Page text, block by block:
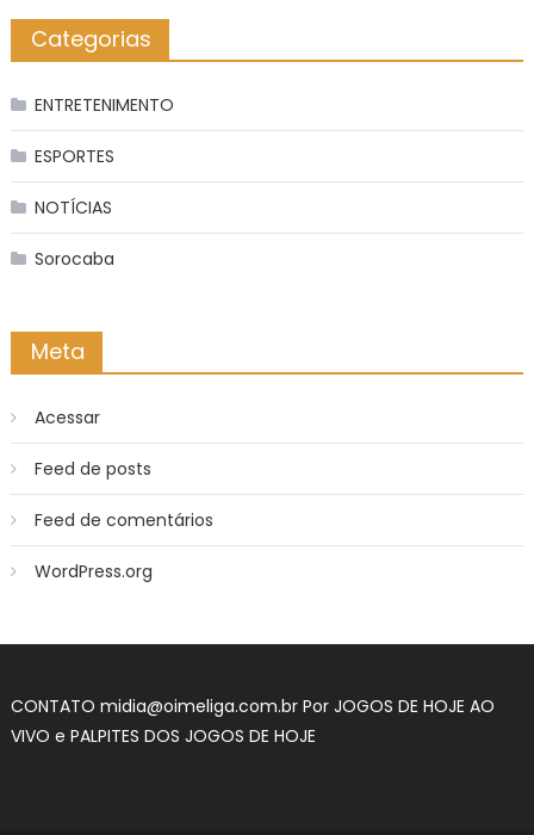
Categorias
ENTRETENIMENTO
ESPORTES
NOTÍCIAS
Sorocaba
Meta
Acessar
Feed de posts
Feed de comentários
WordPress.org
CONTATO midia@oimeliga.com.brPor JOGOS DE HOJE AO
VIVO e PALPITES DOS JOGOS DE HOJE